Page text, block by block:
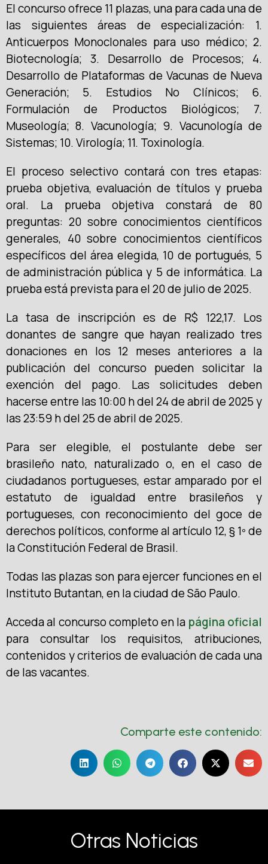
El concurso ofrece 11 plazas, una para cada una de
las siguientes áreas de especialización: 1.
Anticuerpos Monoclonales para uso médico; 2.
Biotecnología; 3. Desarrollo de Procesos; 4.
Desarrollo de Plataformas de Vacunas de Nueva
Generación; 5. Estudios No Clínicos; 6.
Formulación de Productos Biológicos; 7.
Museología; 8. Vacunología; 9. Vacunología de
Sistemas; 10. Virología; 11. Toxinología.
El proceso selectivo contará con tres etapas:
prueba objetiva, evaluación de títulos y prueba
oral. La prueba objetiva constará de 80
preguntas: 20 sobre conocimientos científicos
generales, 40 sobre conocimientos científicos
específicos del área elegida, 10 de portugués, 5
de administración pública y 5 de informática. La
prueba está prevista para el 20 de julio de 2025.
La tasa de inscripción es de R$ 122,17. Los
donantes de sangre que hayan realizado tres
donaciones en los 12 meses anteriores a la
publicación del concurso pueden solicitar la
exención del pago. Las solicitudes deben
hacerse entre las 10:00 h del 24 de abril de 2025 y
las 23:59 h del 25 de abril de 2025.
Para ser elegible, el postulante debe ser
brasileño nato, naturalizado o, en el caso de
ciudadanos portugueses, estar amparado por el
estatuto de igualdad entre brasileños y
portugueses, con reconocimiento del goce de
derechos políticos, conforme al artículo 12, § 1º de
la Constitución Federal de Brasil.
Todas las plazas son para ejercer funciones en el
Instituto Butantan, en la ciudad de São Paulo.
Acceda al concurso completo en la página oficial
para consultar los requisitos, atribuciones,
contenidos y criterios de evaluación de cada una
de las vacantes.
Comparte este contenido:
Otras Noticias